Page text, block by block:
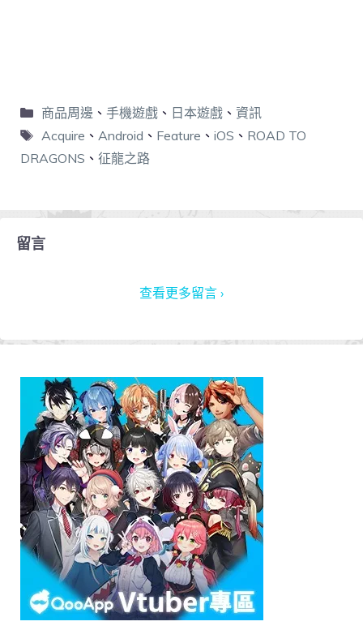
商品周邊 、 手機遊戲、 日本遊戲、 資訊
Acquire 、 Android 、 Feature 、 iOS 、 ROAD TO
DRAGONS 、 征龍之路
留言
查看更多留言 ›